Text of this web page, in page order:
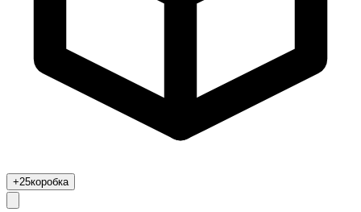
+25коробка